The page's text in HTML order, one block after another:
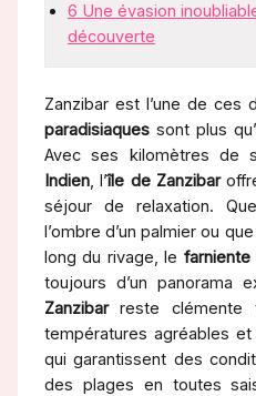
6 Une évasion
découverte
Zanzibar est l’une de ces
paradisiaquessont plus
Avec ses kilomètres de
Indien, l’île de Zanzibar
séjour de relaxation.
l’ombre d’un palmier ou
long du rivage, le farniente
toujours d’un panorama
Zanzibarreste clémente
températures agréables
qui garantissent des
des plages en toutes